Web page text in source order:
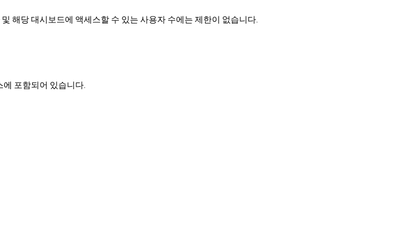
해당 대시보드에 액세스할 수 있는 사용자 수에는 제한이 없습니다.
포함되어 있습니다.